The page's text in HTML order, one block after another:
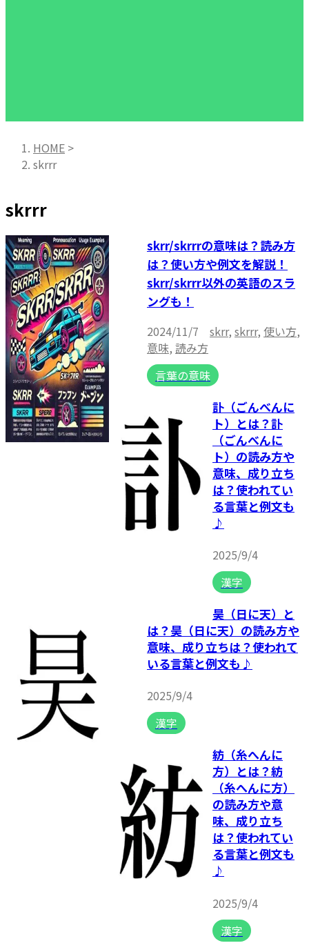
HOME >
skrrr
skrrr
skrr/skrrrの意味は？読み方
は？使い方や例文を解説！
skrr/skrrr以外の英語のスラ
ングも！
2024/11/7 skrr, skrrr, 使い方,
意味, 読み方
言葉の意味
訃（ごんべんに
ト）とは？訃
（ごんべんに
ト）の読み方や
意味、成り立ち
は？使われてい
る言葉と例文も
♪
2025/9/4
漢字
昊（日に天）と
は？昊（日に天）の読み方や
意味、成り立ちは？使われて
いる言葉と例文も♪
2025/9/4
漢字
紡（糸へんに
方）とは？紡
（糸へんに方）
の読み方や意
味、成り立ち
は？使われてい
る言葉と例文も
♪
2025/9/4
漢字